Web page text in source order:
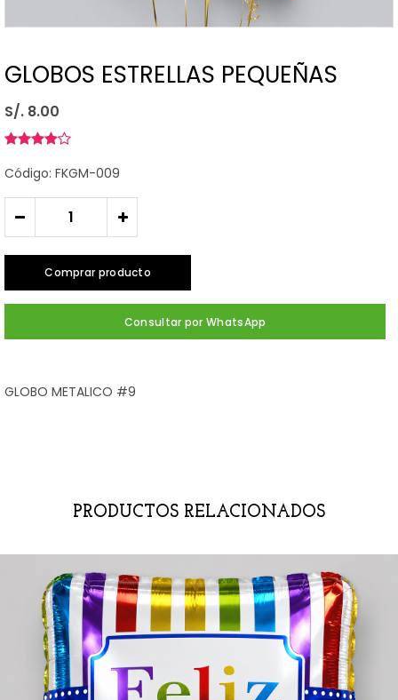
GLOBOS ESTRELLAS PEQUEÑAS
S/. 8.00
Código: FKGM-009
- +
Comprar producto
Consultar por WhatsApp
GLOBO METALICO #9
PRODUCTOS RELACIONADOS